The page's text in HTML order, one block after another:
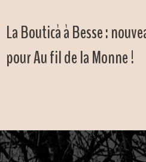
La Bouticà à Besse :
pour Au fil de la Monne !